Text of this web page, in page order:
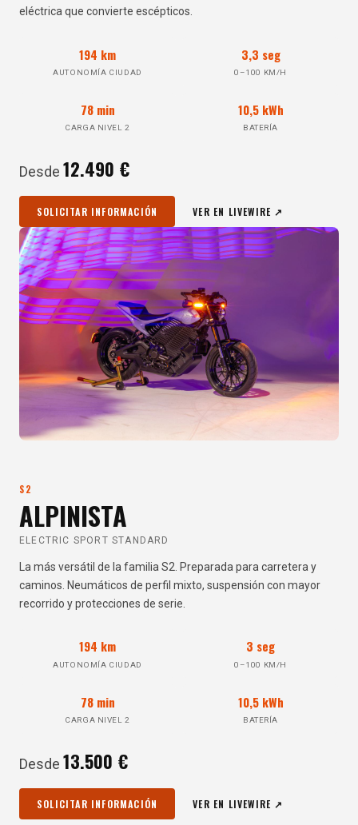
eléctrica que convierte escépticos.
194 km
AUTONOMÍA CIUDAD
3,3 seg
0–100 KM/H
78 min
CARGA NIVEL 2
10,5 kWh
BATERÍA
Desde 12.490 €
SOLICITAR INFORMACIÓN VER EN LIVEWIRE ↗
S2
ALPINISTA
ELECTRIC SPORT STANDARD
La más versátil de la familia S2. Preparada para carretera y
caminos. Neumáticos de perfil mixto, suspensión con mayor
recorrido y protecciones de serie.
194 km
AUTONOMÍA CIUDAD
3 seg
0–100 KM/H
78 min
CARGA NIVEL 2
10,5 kWh
BATERÍA
Desde 13.500 €
SOLICITAR INFORMACIÓN VER EN LIVEWIRE ↗